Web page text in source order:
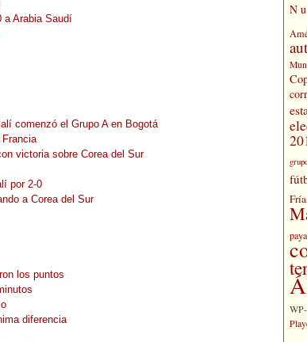
a Arabia Saudí
comenzó el Grupo A en Bogotá
victoria sobre Corea del Sur
por 2-0
a Corea del Sur
los puntos
diferencia